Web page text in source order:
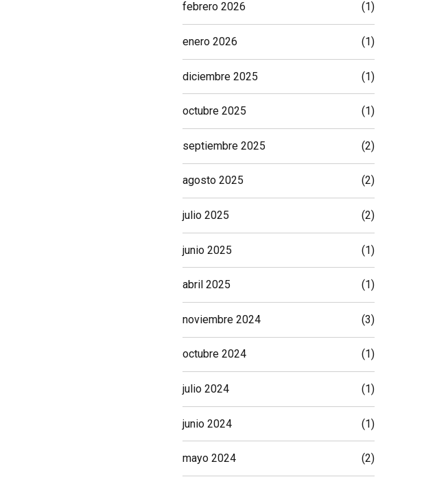
febrero 2026 (1)
enero 2026 (1)
diciembre 2025 (1)
octubre 2025 (1)
septiembre 2025 (2)
agosto 2025 (2)
julio 2025 (2)
junio 2025 (1)
abril 2025 (1)
noviembre 2024 (3)
octubre 2024 (1)
julio 2024 (1)
junio 2024 (1)
mayo 2024 (2)